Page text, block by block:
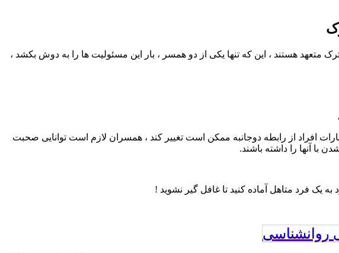
هستند ، این که تنها یکی از دو همسر ، بار این مسئولیت ها را به دوش بکشد ،
افراد از رابطه دوجانبه ممکن است تغییر کند ، همسران لازم است توانایی صحبت
با آنها را داشته باشند.
یک فرد متاهل آماده کنید تا غافل گیر نشوید !
روانشناسی